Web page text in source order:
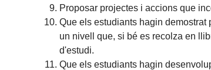
Proposar projectes i accions que
Que els estudiants hagin
un nivell que, si bé es recolza en
d'estudi.
Que els estudiants hagin